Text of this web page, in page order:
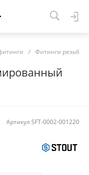
/ Фитинги
Артикул SFT-0002-001220